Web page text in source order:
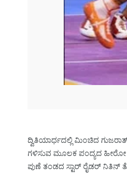
ದ್ವಿತಿಯಾರ್ಧದಲ್ಲಿ ಮಿಂಚಿದ
ಗಳಿಸುವ ಮೂಲಕ ಪಂದ್ಯದ ಹೀರೋ
ಪುಣೆ ತಂಡದ ಸ್ಟಾರ್ ರೈಡರ್ ನಿತಿನ್